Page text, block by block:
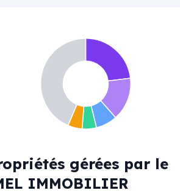
gérées par le
IMMOBILIER